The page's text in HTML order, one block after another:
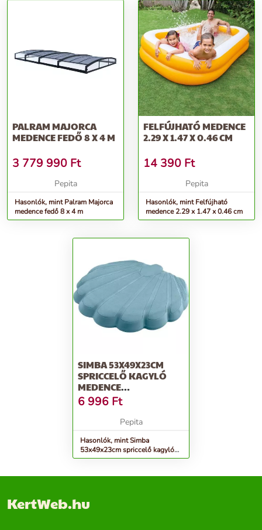
PALRAM MAJORCA
MEDENCE FEDŐ 8 X 4 M
3 779 990 Ft
Pepita
Hasonlók, mint Palram Majorca
medence fedő 8 x 4 m
FELFÚJHATÓ MEDENCE
2.29 X 1.47 X 0.46 CM
14 390 Ft
Pepita
Hasonlók, mint Felfújható
medence 2.29 x 1.47 x 0.46 cm
SIMBA 53X49X23CM
SPRICCELŐ KAGYLÓ
MEDENCE
(800056769_)
6 996 Ft
Pepita
Hasonlók, mint Simba
53x49x23cm spriccelő kagyló
Medence (800056769_)
KertWeb.hu